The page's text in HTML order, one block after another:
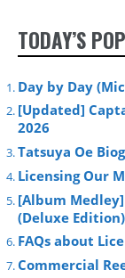
TODAY’S
Day by Day
[Updated]
2026
Tatsuya Oe
Licensing Our
[Album
(Deluxe Edition)
FAQs about
Commercial